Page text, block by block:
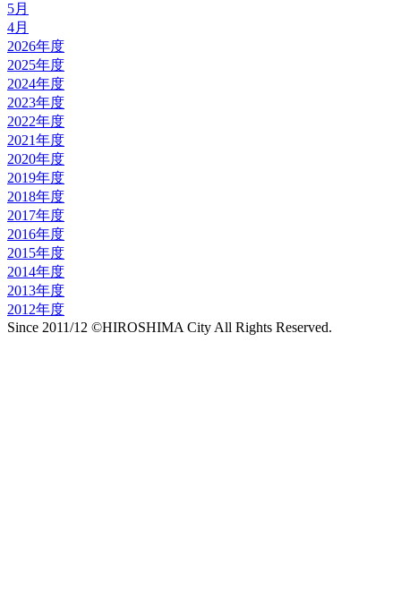
5月
4月
2026年度
2025年度
2024年度
2023年度
2022年度
2021年度
2020年度
2019年度
2018年度
2017年度
2016年度
2015年度
2014年度
2013年度
2012年度
Since 2011/12 ©HIROSHIMA City All Rights Reserved.